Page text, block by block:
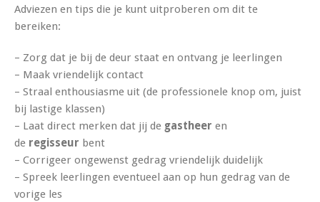
Adviezen en tips die je kunt uitproberen om dit te
bereiken:
– Zorg dat je bij de deur staat en ontvang je leerlingen
– Maak vriendelijk contact
– Straal enthousiasme uit (de professionele knop om, juist
bij lastige klassen)
– Laat direct merken dat jij de gastheer en
de regisseur bent
– Corrigeer ongewenst gedrag vriendelijk duidelijk
– Spreek leerlingen eventueel aan op hun gedrag van de
vorige les